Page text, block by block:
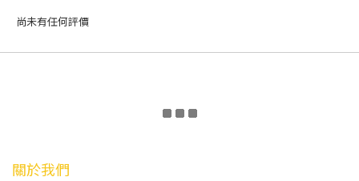
尚未有任何評價
關於我們